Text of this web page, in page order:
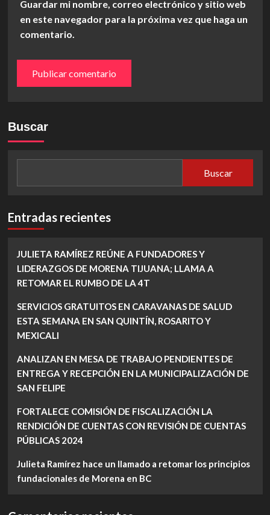
Guardar mi nombre, correo electrónico y sitio web
en este navegador para la próxima vez que haga un
comentario.
Buscar
Buscar
Entradas recientes
JULIETA RAMÍREZ REÚNE A FUNDADORES Y
LIDERAZGOS DE MORENA TIJUANA; LLAMA A
RETOMAR EL RUMBO DE LA 4T
SERVICIOS GRATUITOS EN CARAVANAS DE SALUD
ESTA SEMANA EN SAN QUINTÍN, ROSARITO Y
MEXICALI
ANALIZAN EN MESA DE TRABAJO PENDIENTES DE
ENTREGA Y RECEPCIÓN EN LA MUNICIPALIZACIÓN DE
SAN FELIPE
FORTALECE COMISIÓN DE FISCALIZACIÓN LA
RENDICIÓN DE CUENTAS CON REVISIÓN DE CUENTAS
PÚBLICAS 2024
Julieta Ramírez hace un llamado a retomar los principios
fundacionales de Morena en BC